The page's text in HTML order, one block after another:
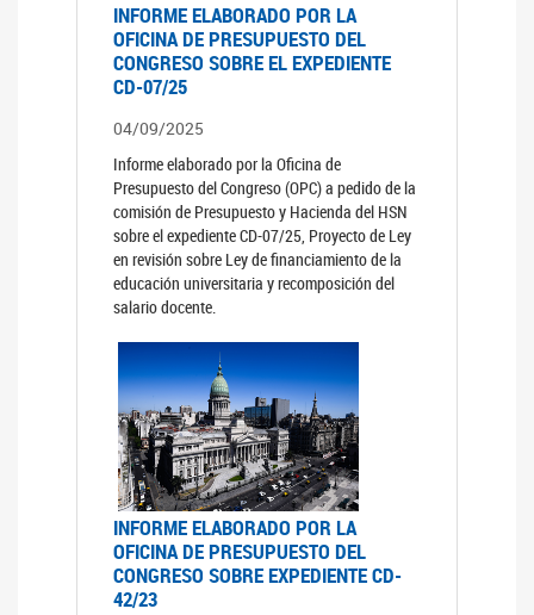
INFORME ELABORADO POR LA
OFICINA DE PRESUPUESTO DEL
CONGRESO SOBRE EL EXPEDIENTE
CD-07/25
04/09/2025
Informe elaborado por la Oficina de
Presupuesto del Congreso (OPC) a pedido de la
comisión de Presupuesto y Hacienda del HSN
sobre el expediente CD-07/25, Proyecto de Ley
en revisión sobre Ley de financiamiento de la
educación universitaria y recomposición del
salario docente.
INFORME ELABORADO POR LA
OFICINA DE PRESUPUESTO DEL
CONGRESO SOBRE EXPEDIENTE CD-
42/23